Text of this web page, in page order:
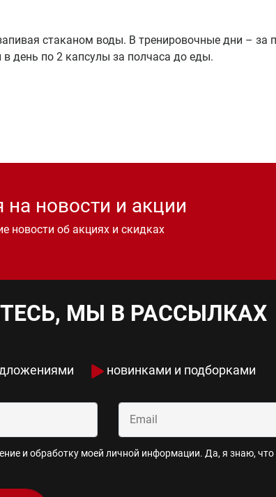
стаканом воды. В тренировочные дни – за
день по 2 капсулы за полчаса до еды.
на новости и акции
новости об акциях и скидках
МЫ В РАССЫЛКАХ
новинками и подборками
и обработку моей личной информации. Да, я знаю, что